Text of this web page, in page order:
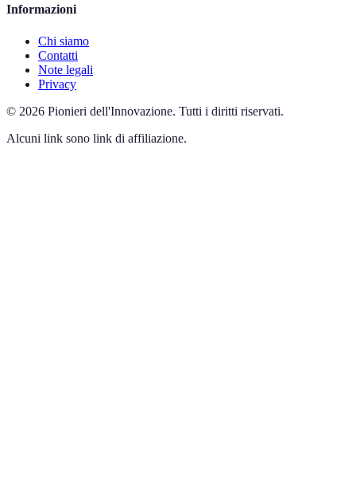
Informazioni
Chi siamo
Contatti
Note legali
Privacy
© 2026 Pionieri dell'Innovazione. Tutti i diritti riservati.
Alcuni link sono link di affiliazione.